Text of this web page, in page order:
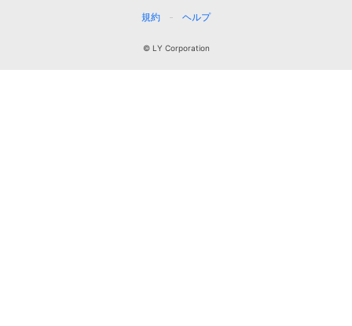
規約
ヘルプ
© LY Corporation